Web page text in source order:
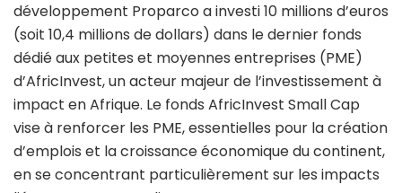
développement Proparco a investi 10 millions d’euros
(soit 10,4 millions de dollars) dans le dernier fonds
dédié aux petites et moyennes entreprises (PME)
d’AfricInvest, un acteur majeur de l’investissement à
impact en Afrique. Le fonds AfricInvest Small Cap
vise à renforcer les PME, essentielles pour la création
d’emplois et la croissance économique du continent,
en se concentrant particulièrement sur les impacts